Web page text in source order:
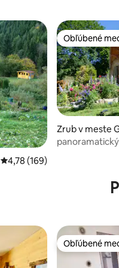
Priemerné ohodnotenie
4,78 (169)
Obľúbené
Obľúbené
Zrub v meste
panoramatický
Obľúbené
Obľúbené